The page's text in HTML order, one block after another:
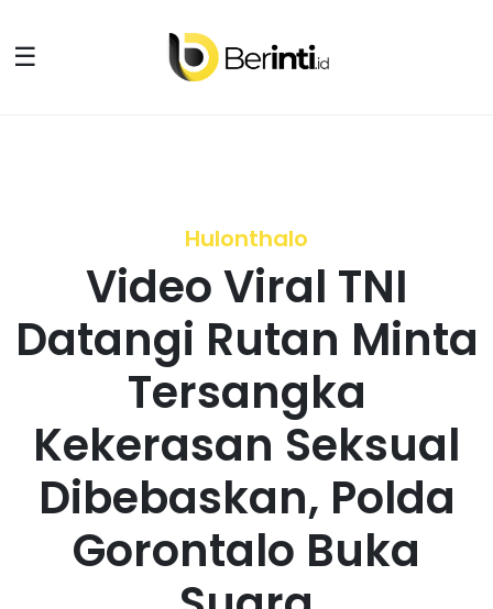
☰
Hulonthalo
Video Viral TNI
Datangi Rutan Minta
Tersangka
Kekerasan Seksual
Dibebaskan, Polda
Gorontalo Buka